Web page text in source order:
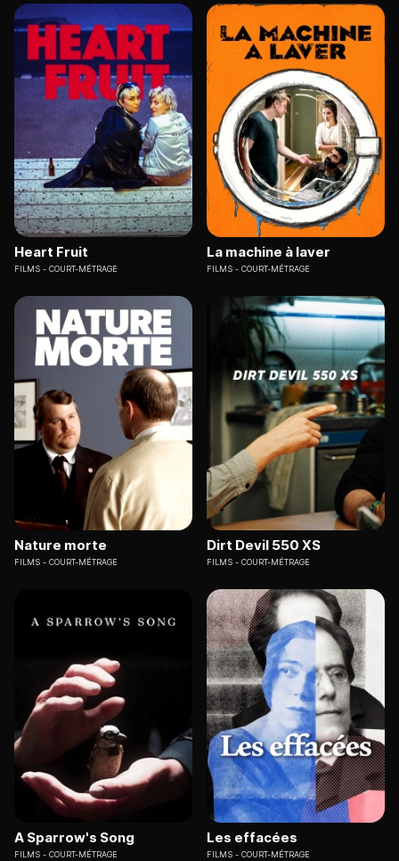
Heart Fruit
FILMS COURT-MÉTRAGE
La machine à laver
FILMS COURT-MÉTRAGE
Nature morte
FILMS COURT-MÉTRAGE
Dirt Devil 550 XS
FILMS COURT-MÉTRAGE
A Sparrow's Song
FILMS COURT-MÉTRAGE
Les effacées
FILMS COURT-MÉTRAGE